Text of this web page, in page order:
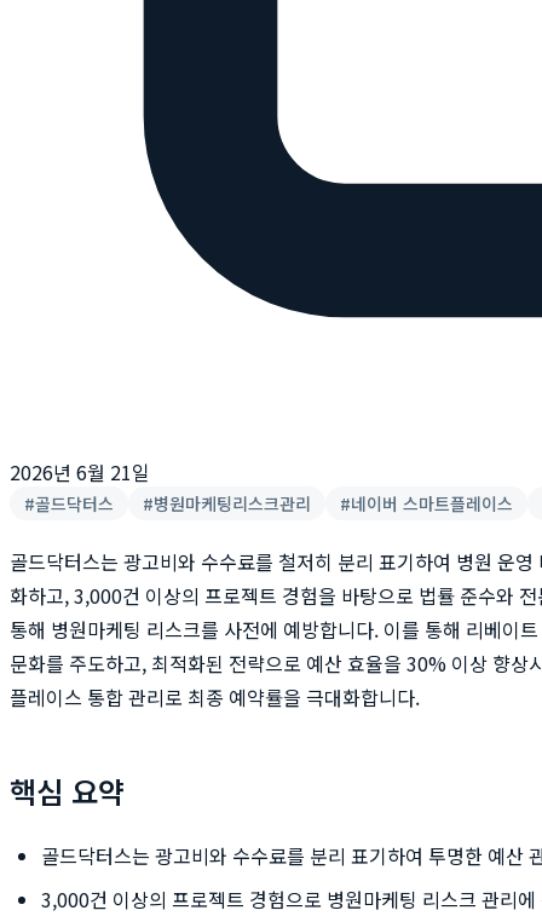
2026년 6월 21일
#골드닥터스 #병원마케팅리스크관리 #네이버 스마트플레이스
골드닥터스는 광고비와 수수료를 철저히 분리 표기하여 병원 운
화하고, 3,000건 이상의 프로젝트 경험을 바탕으로 법률 준수와
통해 병원마케팅 리스크를 사전에 예방합니다. 이를 통해 리베이
문화를 주도하고, 최적화된 전략으로 예산 효율을 30% 이상 향상
플레이스 통합 관리로 최종 예약률을 극대화합니다.
핵심 요약
골드닥터스는 광고비와 수수료를 분리 표기하여 투명한 예산
3,000건 이상의 프로젝트 경험으로 병원마케팅 리스크 관리